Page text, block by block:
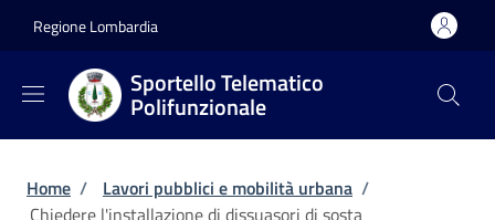
Regione Lombardia
Sportello Telematico
Polifunzionale
Briciole di pane
Home / Lavori pubblici e mobilità urbana /
Chiedere l'installazione di dissuasori di sosta